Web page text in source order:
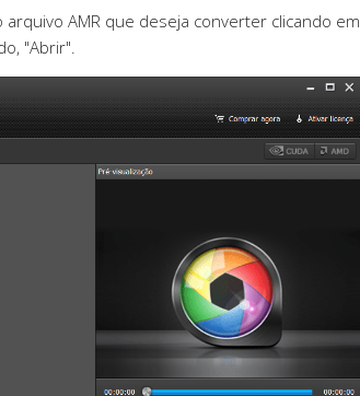
AMR que deseja converter clicando em
"Abrir".